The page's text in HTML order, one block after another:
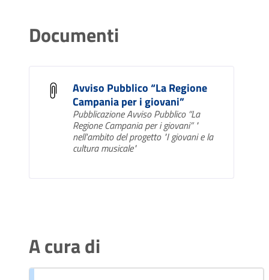
Documenti
Avviso Pubblico “La Regione
Campania per i giovani”
Pubblicazione Avviso Pubblico “La
Regione Campania per i giovani” "
nell'ambito del progetto "I giovani e la
cultura musicale"
A cura di